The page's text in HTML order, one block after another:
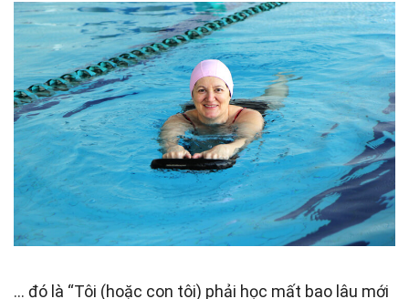
… đó là “Tôi (hoặc con tôi) phải học mất bao lâu mới